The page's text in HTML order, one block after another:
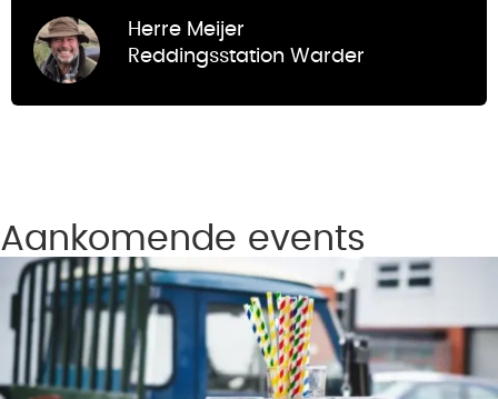
goed mee met de klant, is voor de duvel
niet bang en staat er 'afspraak is afspraak'.
Daarnaast doet hij zijn bedrijfsvoering met
Herre Meijer
Reddingsstation Warder
Aankomende events